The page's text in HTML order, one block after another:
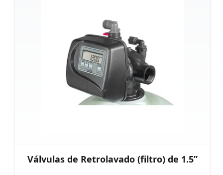
Válvulas de Retrolavado (filtro) de 1.5”